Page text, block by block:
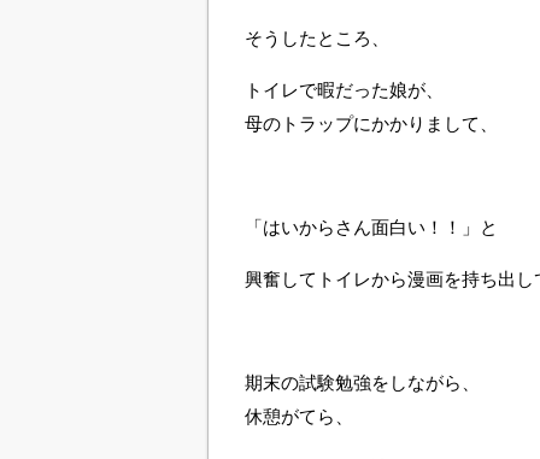
そうしたところ、
トイレで暇だった娘が、
母のトラップにかかりまして、
「はいからさん面白い！！」と
興奮してトイレから漫画を持ち出し
期末の試験勉強をしながら、
休憩がてら、